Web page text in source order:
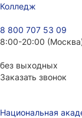
Колледж
8 800 707 53 09
8:00-20:00
без выходных
Заказать звонок
Национальная